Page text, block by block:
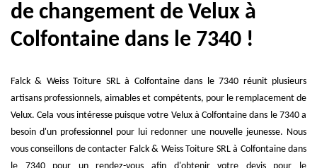
de changement de Velux à
Colfontaine dans le 7340 !
Falck & Weiss Toiture SRL à Colfontaine dans le 7340 réunit plusieurs
artisans professionnels, aimables et compétents, pour le remplacement de
Velux. Cela vous intéresse puisque votre Velux à Colfontaine dans le 7340 a
besoin d'un professionnel pour lui redonner une nouvelle jeunesse. Nous
vous conseillons de contacter Falck & Weiss Toiture SRL à Colfontaine dans